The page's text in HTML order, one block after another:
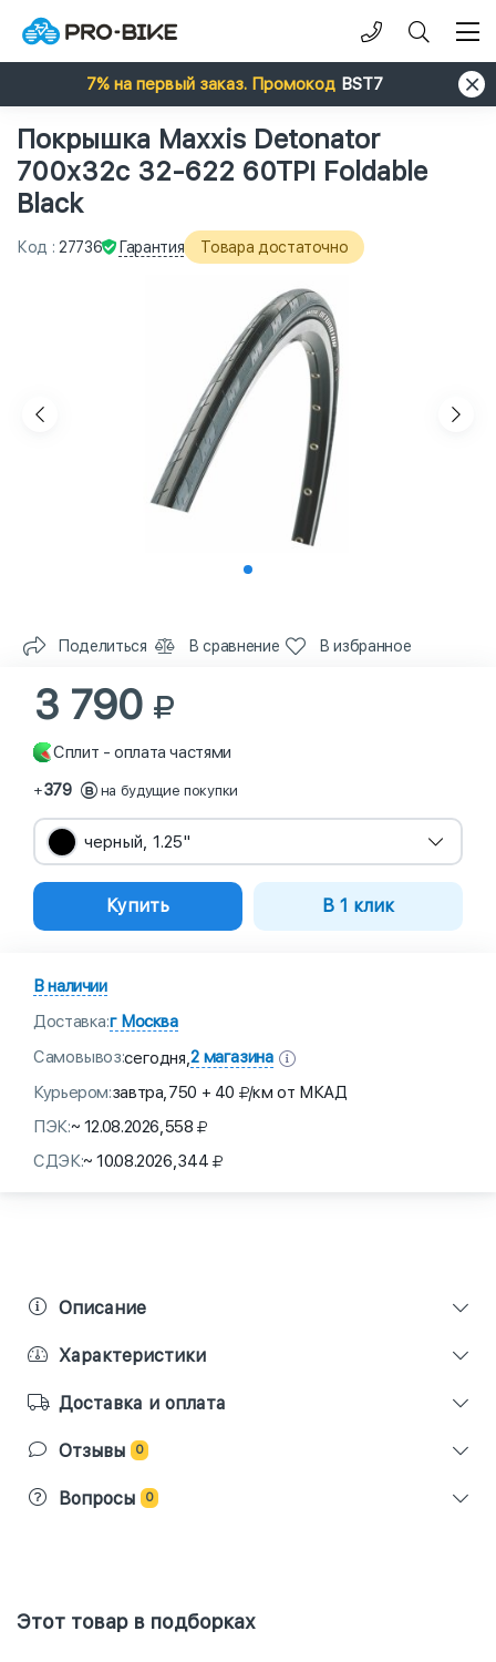
7% на первый заказ. Промокод BST7
Покрышка Maxxis Detonator
700x32c 32-622 60TPI Foldable
Black
Код : 27736 Гарантия Товара достаточно
Поделиться В сравнение В избранное
3 790
Сплит - оплата частями
+379 на будущие покупки
черный, 1.25"
Купить В 1 клик
В наличии
Доставка:г Москва
Самовывоз:сегодня,2 магазина
Курьером:завтра,750 + 40
/км от МКАД
ПЭК:~ 12.08.2026,558
СДЭК:~ 10.08.2026,344
Описание
Характеристики
Доставка и оплата
Отзывы 0
Вопросы 0
Этот товар в подборках